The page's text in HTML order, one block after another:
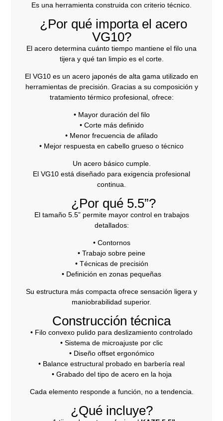
Es una herramienta construida con criterio técnico.
¿Por qué importa el acero
VG10?
El acero determina cuánto tiempo mantiene el filo una
tijera y qué tan limpio es el corte.
El VG10 es un acero japonés de alta gama utilizado en
herramientas de precisión. Gracias a su composición y
tratamiento térmico profesional, ofrece:
• Mayor duración del filo
• Corte más definido
• Menor frecuencia de afilado
• Mejor respuesta en cabello grueso o técnico
Un acero básico cumple.
El VG10 está diseñado para exigencia profesional
continua.
¿Por qué 5.5”?
El tamaño 5.5” permite mayor control en trabajos
detallados:
• Contornos
• Trabajo sobre peine
• Técnicas de precisión
• Definición en zonas pequeñas
Su estructura más compacta ofrece sensación ligera y
maniobrabilidad superior.
Construcción técnica
• Filo convexo pulido para deslizamiento controlado
• Sistema de microajuste por clic
• Diseño offset ergonómico
• Balance estructural probado en barbería real
• Grabado del tipo de acero en la hoja
Cada elemento responde a función, no a tendencia.
¿Qué incluye?